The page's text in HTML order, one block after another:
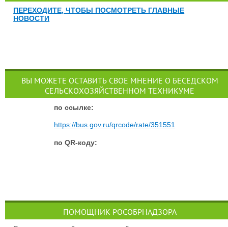
ПЕРЕХОДИТЕ, ЧТОБЫ ПОСМОТРЕТЬ ГЛАВНЫЕ
НОВОСТИ
ВЫ МОЖЕТЕ ОСТАВИТЬ СВОЕ МНЕНИЕ О БЕСЕДСКОМ
СЕЛЬСКОХОЗЯЙСТВЕННОМ ТЕХНИКУМЕ
по ссылке:
https://bus.gov.ru/qrcode/rate/351551
по QR-коду:
ПОМОЩНИК РОСОБРНАДЗОРА